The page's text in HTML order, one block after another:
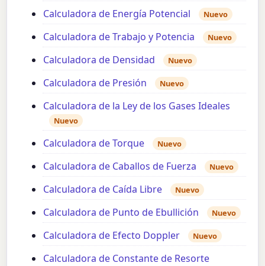
Calculadora de Energía Potencial Nuevo
Calculadora de Trabajo y Potencia Nuevo
Calculadora de Densidad Nuevo
Calculadora de Presión Nuevo
Calculadora de la Ley de los Gases Ideales
Nuevo
Calculadora de Torque Nuevo
Calculadora de Caballos de Fuerza Nuevo
Calculadora de Caída Libre Nuevo
Calculadora de Punto de Ebullición Nuevo
Calculadora de Efecto Doppler Nuevo
Calculadora de Constante de Resorte